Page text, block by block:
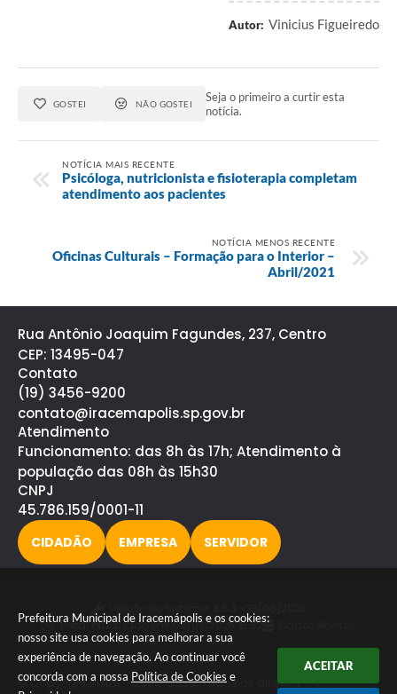
Prefeitura Municipal de Iracemápolis e os cookies:
nosso site usa cookies para melhorar a sua
experiência de navegação. Ao continuar você
concorda com a nossa Política de Cookies e
ACEITAR
Autor: Vinicius Figueiredo
GOSTEI NÃO GOSTEI
Seja o primeiro a curtir esta
notícia.
NOTÍCIA MAIS RECENTE
Psicóloga, nutricionista e fisioterapia completam
atendimento aos pacientes
NOTÍCIA MENOS RECENTE
Oficinas Culturais – Formação para o Interior –
Abril/2021
Rua Antônio Joaquim Fagundes, 237, Centro
CEP: 13495-047
Contato
(19) 3456-9200
contato@iracemapolis.sp.gov.br
Atendimento
Funcionamento: das 8h às 17h; Atendimento à
população das 08h às 15h30
CNPJ
45.786.159/0001-11
CIDADÃO EMPRESA SERVIDOR
Portal atualizado em:06/08/2026 15:52
© Copyright Instar - 2006-2026. Todos os direitos